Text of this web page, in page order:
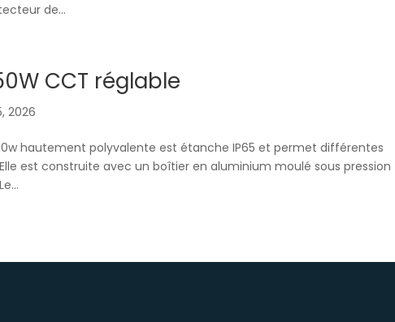
de...
CCT réglable
2026
hautement polyvalente est étanche IP65 et permet différentes
est construite avec un boîtier en aluminium moulé sous pression